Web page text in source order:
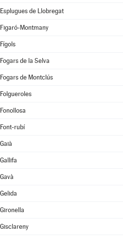
Esplugues de Llobregat
Figaró-Montmany
Fígols
Fogars de la Selva
Fogars de Montclús
Folgueroles
Fonollosa
Font-rubí
Gaià
Gallifa
Gavà
Gelida
Gironella
Gisclareny